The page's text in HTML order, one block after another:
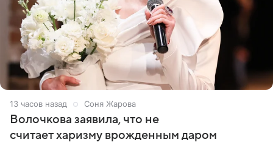
13 часов назад Соня Жарова
Волочкова заявила, что не
считает харизму врожденным даром